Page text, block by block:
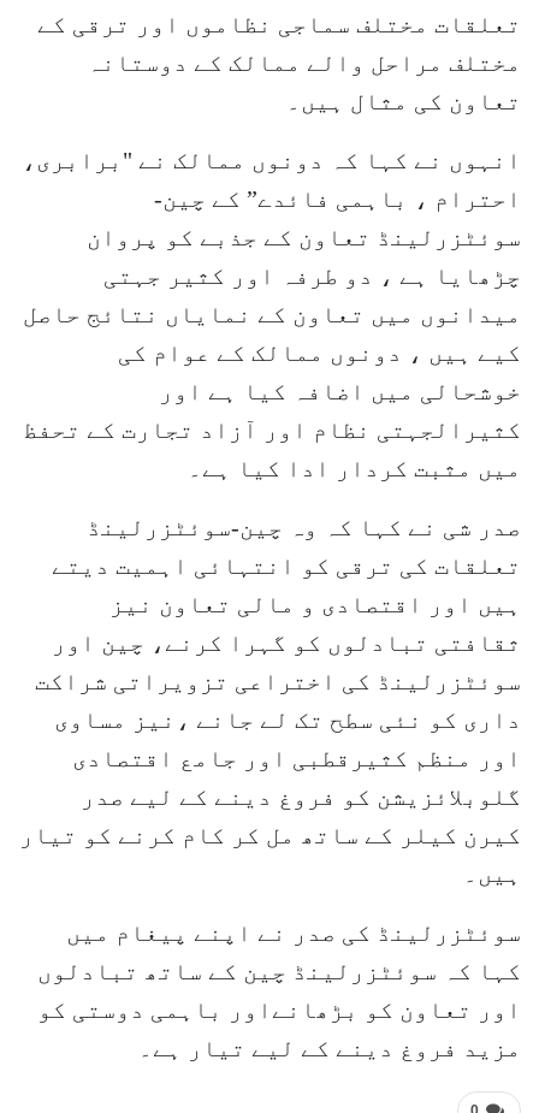
تعلقات مختلف سماجی نظاموں اور ترقی کے
مختلف مراحل والے ممالک کے دوستانہ
تعاون کی مثال ہیں۔
انہوں نے کہا کہ دونوں ممالک نے "برابری،
احترام ، باہمی فائدے” کے چین-
سوئٹزرلینڈ تعاون کے جذبے کو پروان
چڑھایا ہے ، دو طرفہ اور کثیر جہتی
میدانوں میں تعاون کے نمایاں نتائج حاصل
کیے ہیں ، دونوں ممالک کے عوام کی
خوشحالی میں اضافہ کیا ہے اور
کثیرالجہتی نظام اور آزاد تجارت کے تحفظ
میں مثبت کردار ادا کیا ہے۔
صدر شی نے کہا کہ وہ چین-سوئٹزرلینڈ
تعلقات کی ترقی کو انتہائی اہمیت دیتے
ہیں اور اقتصادی و مالی تعاون نیز
ثقافتی تبادلوں کو گہرا کرنے، چین اور
سوئٹزرلینڈ کی اختراعی تزویراتی شراکت
داری کو نئی سطح تک لے جانے ،نیز مساوی
اور منظم کثیرقطبی اور جامع اقتصادی
گلوبلائزیشن کو فروغ دینے کے لیے صدر
کیرن کیلر کے ساتھ مل کر کام کرنے کو تیار
ہیں۔
سوئٹزرلینڈ کی صدر نے اپنے پیغام میں
کہا کہ سوئٹزرلینڈ چین کے ساتھ تبادلوں
اور تعاون کو بڑھانےاور باہمی دوستی کو
مزید فروغ دینے کے لیے تیار ہے۔